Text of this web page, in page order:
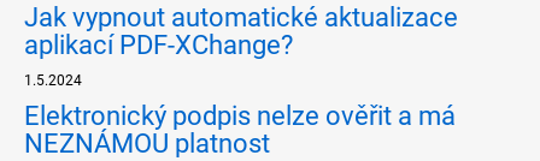
Jak vypnout automatické aktualizace
aplikací PDF-XChange?
1.5.2024
Elektronický podpis nelze ověřit a má
NEZNÁMOU platnost